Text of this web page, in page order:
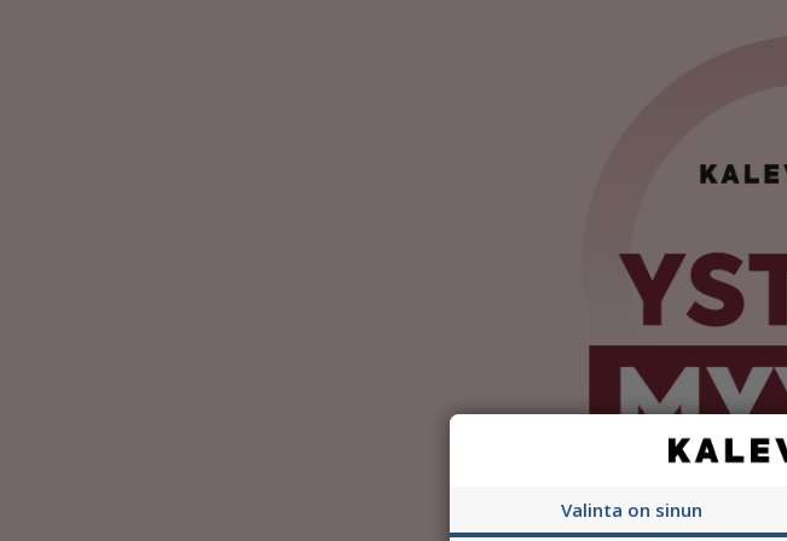
Valinta on sinun